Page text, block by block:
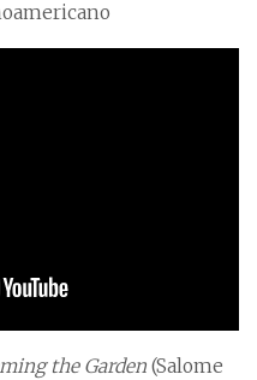
the Garden (Salome